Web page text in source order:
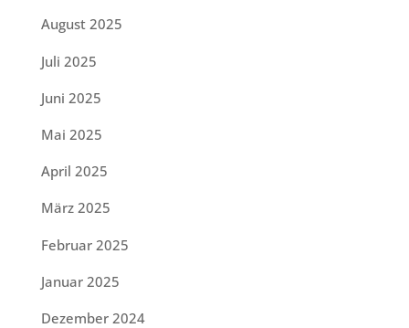
August 2025
Juli 2025
Juni 2025
Mai 2025
April 2025
März 2025
Februar 2025
Januar 2025
Dezember 2024